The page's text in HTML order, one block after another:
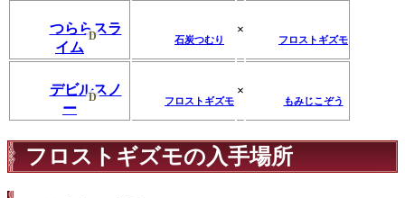
つららスラ
イム
D 石炭つむり
×
フロストギズモ
デビルスノ
ー
D フロストギズモ
×
もみじこぞう
フロストギズモの入手場所